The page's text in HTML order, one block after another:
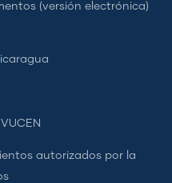
(versión electrónica)
autorizados por la